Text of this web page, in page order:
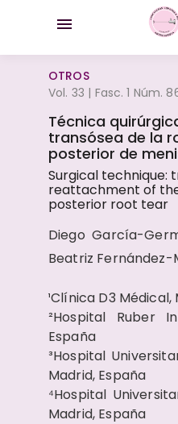
OTROS
Vol. 33 | Fasc. 1 Núm.
Técnica
transósea de la
posterior de
Surgical technique:
reattachment of
posterior root tear
Diego García-
Beatriz Fernández-
¹Clínica D3
²Hospital Ruber
España
³Hospital
Madrid, España
⁴Hospital
Madrid, España